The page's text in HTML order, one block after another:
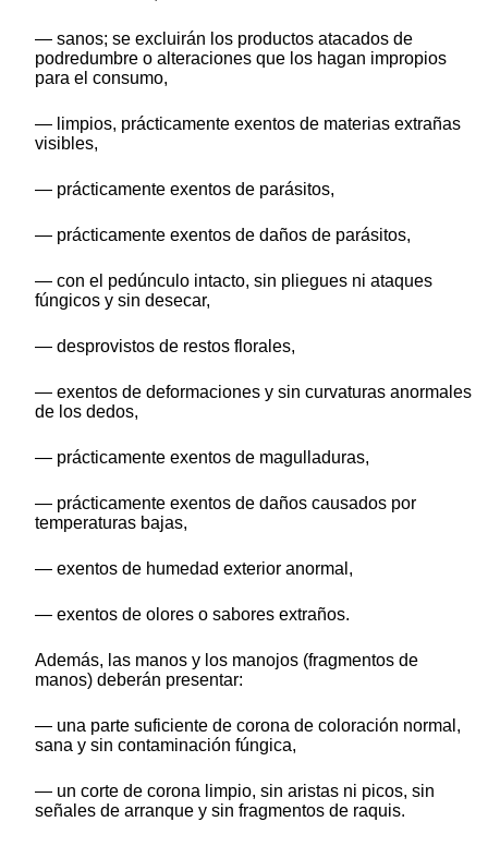
— sanos; se excluirán los productos atacados de
podredumbre o alteraciones que los hagan impropios
para el consumo,
— limpios, prácticamente exentos de materias extrañas
visibles,
— prácticamente exentos de parásitos,
— prácticamente exentos de daños de parásitos,
— con el pedúnculo intacto, sin pliegues ni ataques
fúngicos y sin desecar,
— desprovistos de restos florales,
— exentos de deformaciones y sin curvaturas anormales
de los dedos,
— prácticamente exentos de magulladuras,
— prácticamente exentos de daños causados por
temperaturas bajas,
— exentos de humedad exterior anormal,
— exentos de olores o sabores extraños.
Además, las manos y los manojos (fragmentos de
manos) deberán presentar:
— una parte suficiente de corona de coloración normal,
sana y sin contaminación fúngica,
— un corte de corona limpio, sin aristas ni picos, sin
señales de arranque y sin fragmentos de raquis.